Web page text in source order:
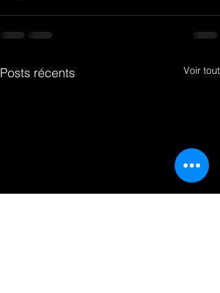
Posts récents Voir tout